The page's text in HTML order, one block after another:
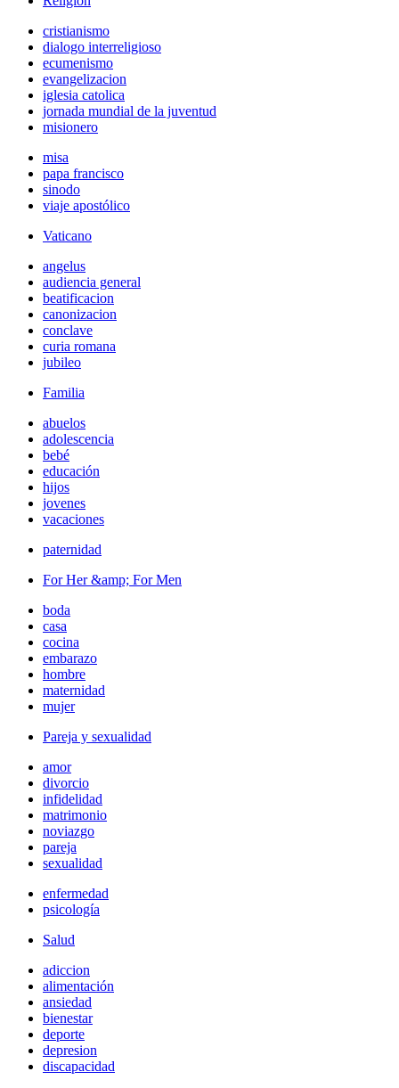
cristianismo
dialogo interreligioso
ecumenismo
evangelizacion
iglesia catolica
jornada mundial de la juventud
misionero
misa
papa francisco
sinodo
viaje apostólico
Vaticano
angelus
audiencia general
beatificacion
canonizacion
conclave
curia romana
jubileo
Familia
abuelos
adolescencia
bebé
educación
hijos
jovenes
vacaciones
paternidad
For Her &amp; For Men
boda
casa
cocina
embarazo
hombre
maternidad
mujer
Pareja y sexualidad
amor
divorcio
infidelidad
matrimonio
noviazgo
pareja
sexualidad
enfermedad
psicología
Salud
adiccion
alimentación
ansiedad
bienestar
deporte
depresion
discapacidad